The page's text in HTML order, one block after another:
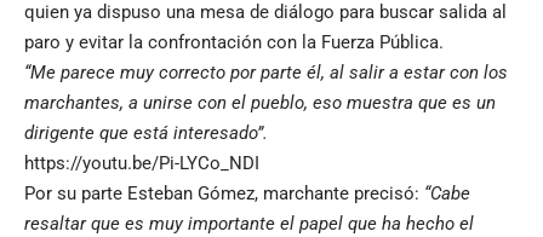
quien ya dispuso una mesa de diálogo para buscar salida al
paro y evitar la confrontación con la Fuerza Pública.
“Me parece muy correcto por parte él, al salir a estar con los
marchantes, a unirse con el pueblo, eso muestra que es un
dirigente que está interesado”.
https://youtu.be/Pi-LYCo_NDI
Por su parte Esteban Gómez, marchante precisó: “Cabe
resaltar que es muy importante el papel que ha hecho el